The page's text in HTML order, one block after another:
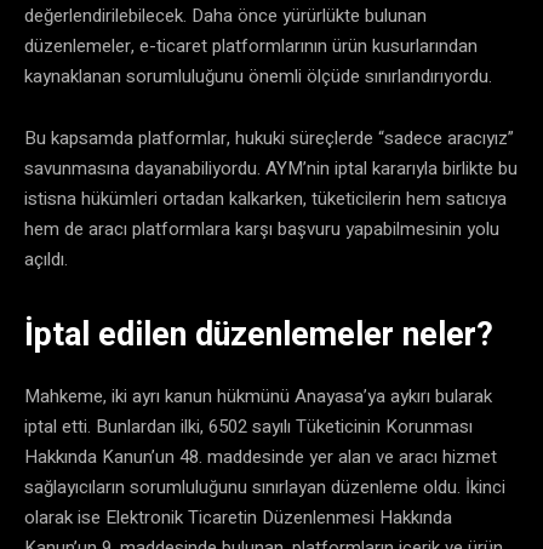
değerlendirilebilecek. Daha önce yürürlükte bulunan
düzenlemeler, e-ticaret platformlarının ürün kusurlarından
kaynaklanan sorumluluğunu önemli ölçüde sınırlandırıyordu.
Bu kapsamda platformlar, hukuki süreçlerde “sadece aracıyız”
savunmasına dayanabiliyordu. AYM’nin iptal kararıyla birlikte bu
istisna hükümleri ortadan kalkarken, tüketicilerin hem satıcıya
hem de aracı platformlara karşı başvuru yapabilmesinin yolu
açıldı.
İptal edilen düzenlemeler neler?
Mahkeme, iki ayrı kanun hükmünü Anayasa’ya aykırı bularak
iptal etti. Bunlardan ilki, 6502 sayılı Tüketicinin Korunması
Hakkında Kanun’un 48. maddesinde yer alan ve aracı hizmet
sağlayıcıların sorumluluğunu sınırlayan düzenleme oldu. İkinci
olarak ise Elektronik Ticaretin Düzenlenmesi Hakkında